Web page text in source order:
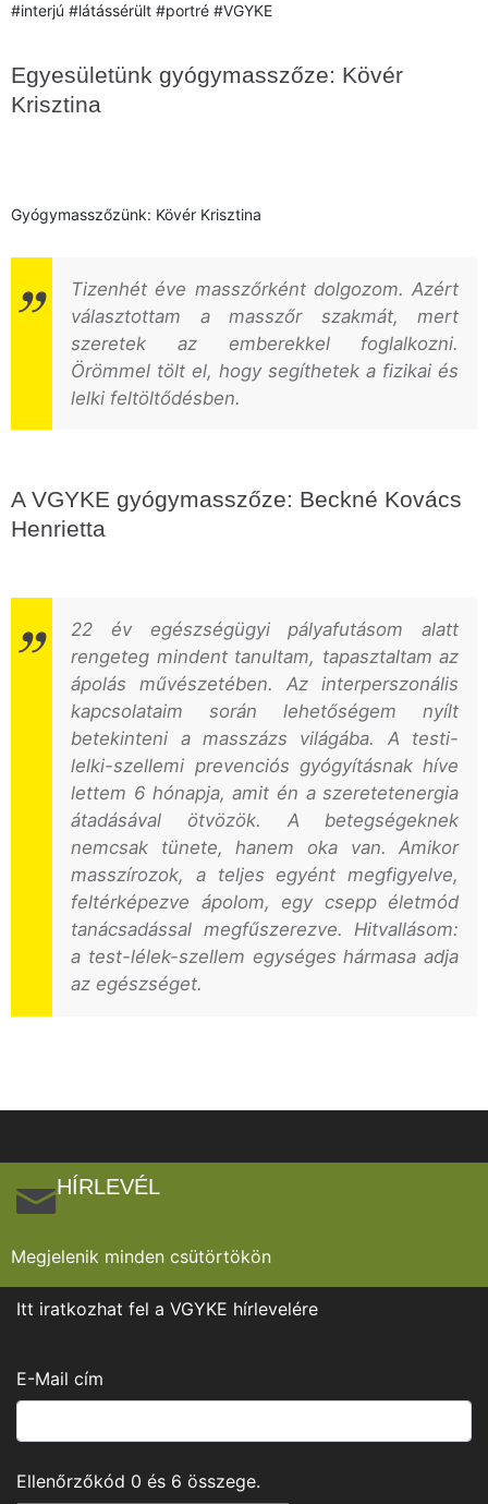
#interjú #látássérült #portré #VGYKE
Egyesületünk gyógymasszőze: Kövér
Krisztina
Gyógymasszőzünk: Kövér Krisztina
Tizenhét éve masszőrként dolgozom. Azért
választottam a masszőr szakmát, mert
szeretek az emberekkel foglalkozni.
Örömmel tölt el, hogy segíthetek a fizikai és
lelki feltöltődésben.
A VGYKE gyógymasszőze: Beckné Kovács
Henrietta
22 év egészségügyi pályafutásom alatt
rengeteg mindent tanultam, tapasztaltam az
ápolás művészetében. Az interperszonális
kapcsolataim során lehetőségem nyílt
betekinteni a masszázs világába. A testi-
lelki-szellemi prevenciós gyógyításnak híve
lettem 6 hónapja, amit én a szeretetenergia
átadásával ötvözök. A betegségeknek
nemcsak tünete, hanem oka van. Amikor
masszírozok, a teljes egyént megfigyelve,
feltérképezve ápolom, egy csepp életmód
tanácsadással megfűszerezve. Hitvallásom:
a test-lélek-szellem egységes hármasa adja
az egészséget.
HÍRLEVÉL
Megjelenik minden csütörtökön
Itt iratkozhat fel a VGYKE hírlevelére
E-Mail cím
Ellenőrzőkód 0 és 6 összege.